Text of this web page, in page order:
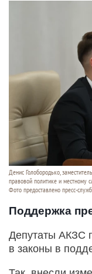
Денис Голобородько,
правовой политике и местному
Фото предоставлено пресс-
Поддержка
Депутаты АКЗС
в законы в